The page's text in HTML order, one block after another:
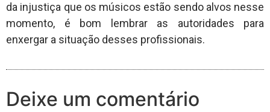
da injustiça que os músicos estão sendo alvos nesse
momento, é bom lembrar as autoridades para
enxergar a situação desses profissionais.
Deixe um comentário